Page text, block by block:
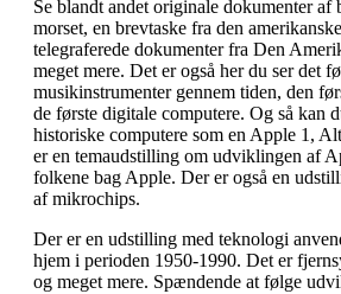
Se blandt andet originale dokumenter af
morset, en brevtaske fra den
telegraferede dokumenter fra Den
meget mere. Det er også her du ser det
musikinstrumenter gennem tiden, den
de første digitale computere. Og så kan
historiske computere som en Apple 1,
er en temaudstilling om udviklingen af
folkene bag Apple. Der er også en
af mikrochips.
Der er en udstilling med teknologi
hjem i perioden 1950-1990. Det er
og meget mere. Spændende at følge